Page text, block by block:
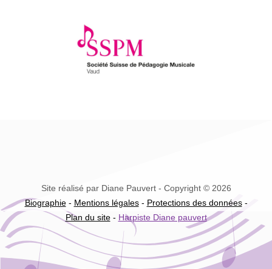
Site réalisé par Diane Pauvert - Copyright © 2026
Biographie- Mentions légales- Protections des données-
Plan du site- Harpiste Diane pauvert